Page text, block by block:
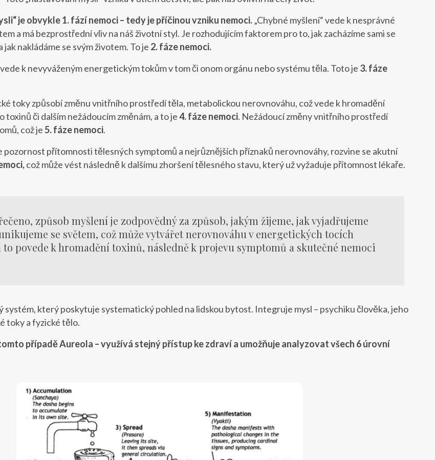
je obvykle 1. fází nemoci – tedy je příčinou vzniku nemoci.„Chybné myšlení“ vede k nesprávné
a má bezprostřední vliv na náš životní styl. Je rozhodujícím faktorem pro to, jak zacházíme sami se
jak nakládáme se svým životem. To je 2. fáze nemoci.
k nevyváženým energetickým tokům v tom či onom orgánu nebo systému těla. Toto je 3. fáze
toky způsobí změnu vnitřního prostředí těla, metabolickou nerovnováhu, což vede k hromadění
či dalším nežádoucím změnám, a to je4. fáze nemoci. Nežádoucí změny vnitřního prostředí
což je5. fáze nemoci.
pozornost přítomnosti tělesných symptomů a nejrůznějších příznaků nerovnováhy, rozvine se akutní
což může vést následně k dalšímu zhoršení tělesného stavu, který už vyžaduje přítomnost lékaře.
způsob myšlení je zodpovědný za způsob, jakým žijeme, jak vyjadřujeme
se světem, což může vytvářet nerovnováhu v energetických tocích
to povede k hromadění toxinů, následně k projevu symptomů a skutečné nemoci
systém, který poskytuje systematický pohled na lidskou bytost. Integruje mysl – psychiku člověka, jeho
toky a fyzické tělo.
případě Aureola – využívá stejný přístup ke zdraví a umožňuje analyzovat všech 6 úrovní